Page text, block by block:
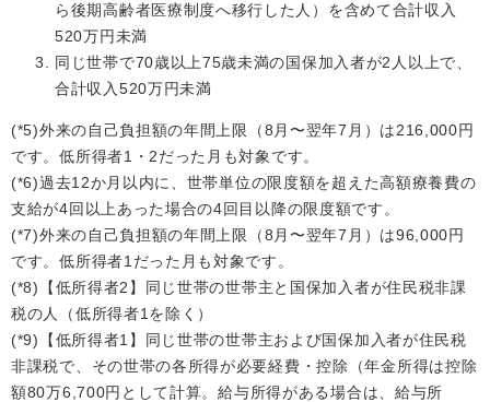
ら後期高齢者医療制度へ移行した人）を含めて合計収入
520万円未満
同じ世帯で70歳以上75歳未満の国保加入者が2人以上で、
合計収入520万円未満
(*5)外来の自己負担額の年間上限（8月〜翌年7月）は216,000円
です。低所得者1・2だった月も対象です。
(*6)過去12か月以内に、世帯単位の限度額を超えた高額療養費の
支給が4回以上あった場合の4回目以降の限度額です。
(*7)外来の自己負担額の年間上限（8月〜翌年7月）は96,000円
です。低所得者1だった月も対象です。
(*8)【低所得者2】同じ世帯の世帯主と国保加入者が住民税非課
税の人（低所得者1を除く）
(*9)【低所得者1】同じ世帯の世帯主および国保加入者が住民税
非課税で、その世帯の各所得が必要経費・控除（年金所得は控除
額80万6,700円として計算。給与所得がある場合は、給与所